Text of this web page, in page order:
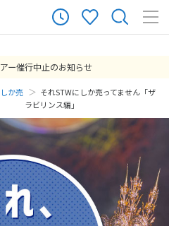
ありません
がありません
ー催行中止のお知らせ
か売
それSTWにしか売ってません「ザ
ラビリンス編」